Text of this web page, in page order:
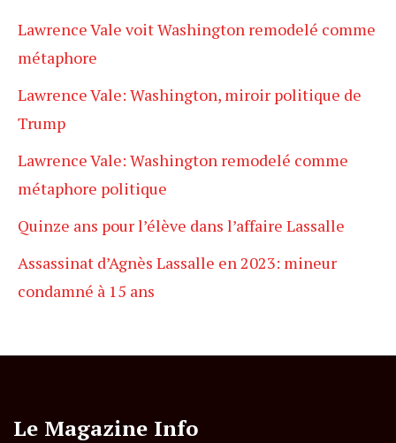
Lawrence Vale voit Washington remodelé comme
métaphore
Lawrence Vale: Washington, miroir politique de
Trump
Lawrence Vale: Washington remodelé comme
métaphore politique
Quinze ans pour l’élève dans l’affaire Lassalle
Assassinat d’Agnès Lassalle en 2023: mineur
condamné à 15 ans
Le Magazine Info